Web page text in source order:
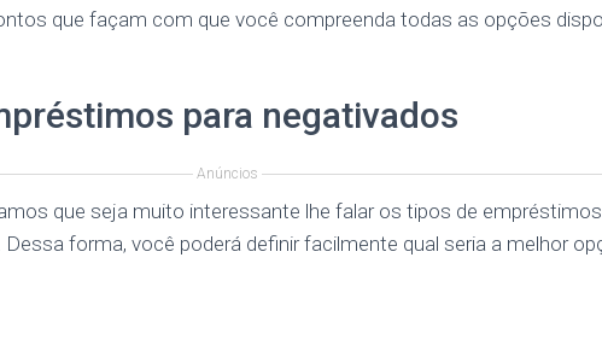
que façam com que você compreenda todas as opções
para negativados
Anúncios
que seja muito interessante lhe falar os tipos de
forma, você poderá definir facilmente qual seria a melhor